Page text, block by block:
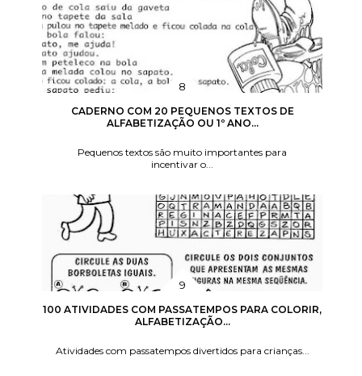
CADERNO COM 20 PEQUENOS TEXTOS DE
ALFABETIZAÇÃO OU 1º ANO...
Pequenos textos são muito importantes para
incentivar o...
100 ATIVIDADES COM PASSATEMPOS PARA COLORIR,
ALFABETIZAÇÃO...
Atividades com passatempos divertidos para crianças...